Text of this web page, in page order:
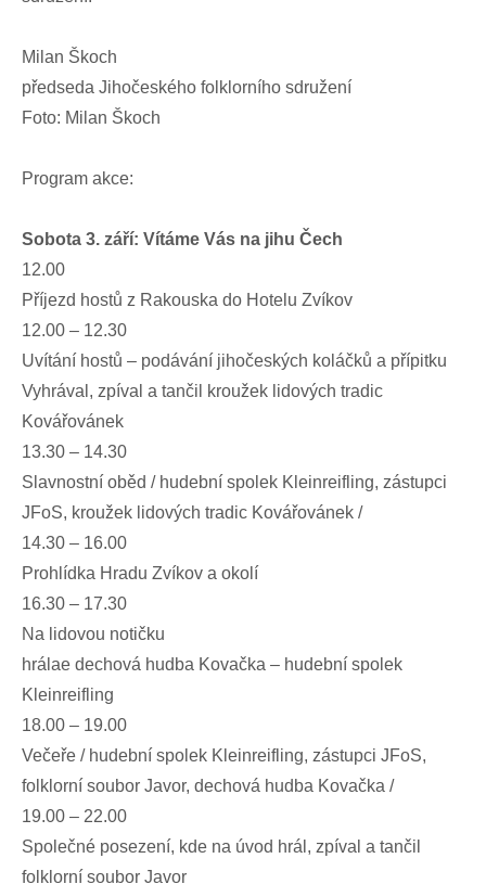
Milan Škoch
předseda Jihočeského folklorního sdružení
Foto: Milan Škoch
Program akce:
Sobota 3. září: Vítáme Vás na jihu Čech
12.00
Příjezd hostů z Rakouska do Hotelu Zvíkov
12.00 – 12.30
Uvítání hostů – podávání jihočeských koláčků a přípitku
Vyhrával, zpíval a tančil kroužek lidových tradic
Kovářovánek
13.30 – 14.30
Slavnostní oběd / hudební spolek Kleinreifling, zástupci
JFoS, kroužek lidových tradic Kovářovánek /
14.30 – 16.00
Prohlídka Hradu Zvíkov a okolí
16.30 – 17.30
Na lidovou notičku
hrálae dechová hudba Kovačka – hudební spolek
Kleinreifling
18.00 – 19.00
Večeře / hudební spolek Kleinreifling, zástupci JFoS,
folklorní soubor Javor, dechová hudba Kovačka /
19.00 – 22.00
Společné posezení, kde na úvod hrál, zpíval a tančil
folklorní soubor Javor